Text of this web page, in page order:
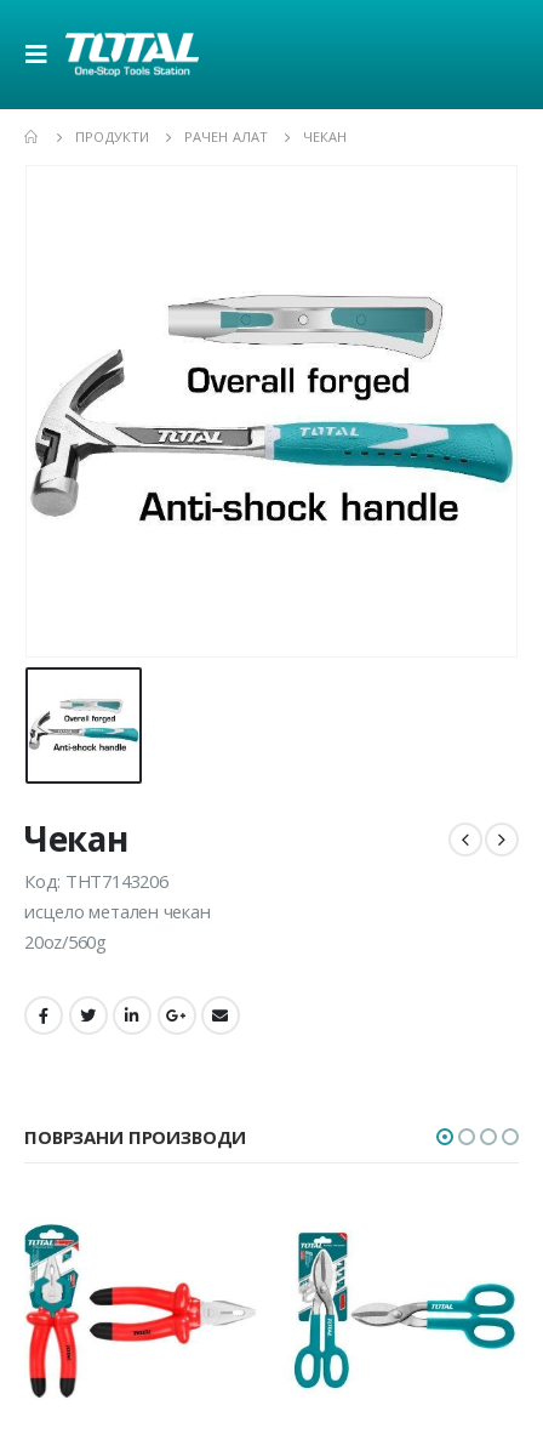
ПРОДУКТИ РАЧЕН АЛАТ ЧЕКАН
Чекан
Код: THT7143206
исцело метален чекан
20oz/560g
ПОВРЗАНИ ПРОИЗВОДИ